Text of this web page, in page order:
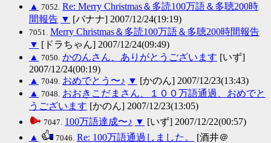
▲ 7052. Re: Merry Christmas＆多読100万語＆多聴200時
間報告 ▼ [バナナ] 2007/12/24(19:19)
7051.
Merry Christmas＆多読100万語＆多聴200時間報告
▼ [ドラちゃん] 2007/12/24(09:49)
▲ 7050. かのんさん、ありがとうございます [いず]
2007/12/24(00:19)
▲ 7049. おめでとう〜♪ ▼ [かのん] 2007/12/23(13:43)
▲ 7048. おおきこだまさん、１００万語通過、おめでと
うございます [かのん] 2007/12/23(13:05)
7047. 100万語達成〜♪ ▼ [いず] 2007/12/22(00:57)
▲
7046. Re: 100万語通過しました。
[酒井＠